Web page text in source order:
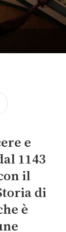
e
1143
il
di
è